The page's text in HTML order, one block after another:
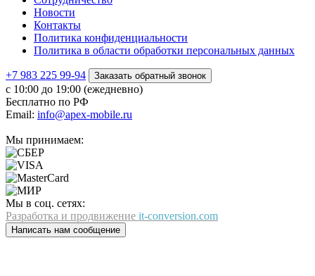
Новости
Контакты
Политика конфиденциальности
Политика в области обработки персональных данных
+7 983 225 99-94 Заказать обратный звонок
с 10:00 до 19:00 (ежедневно)
Бесплатно по РФ
Email: info@apex-mobile.ru
Мы принимаем:
Мы в соц. сетях:
Разработка и продвижение it-conversion.com
Написать нам сообщение